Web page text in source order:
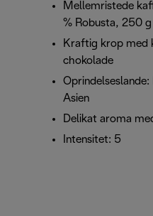
Mellemristede
% Robusta, 250 g
Kraftig krop med
chokolade
Asien
Delikat aroma
Intensitet: 5